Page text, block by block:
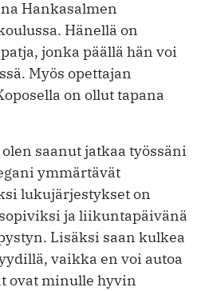
Hankasalmen
Hänellä on
jonka päällä hän voi
Myös opettajan
on ollut tapana
saanut jatkaa työssäni
ymmärtävät
lukujärjestykset on
ja liikuntapäivänä
Lisäksi saan kulkea
vaikka en voi autoa
ovat minulle hyvin